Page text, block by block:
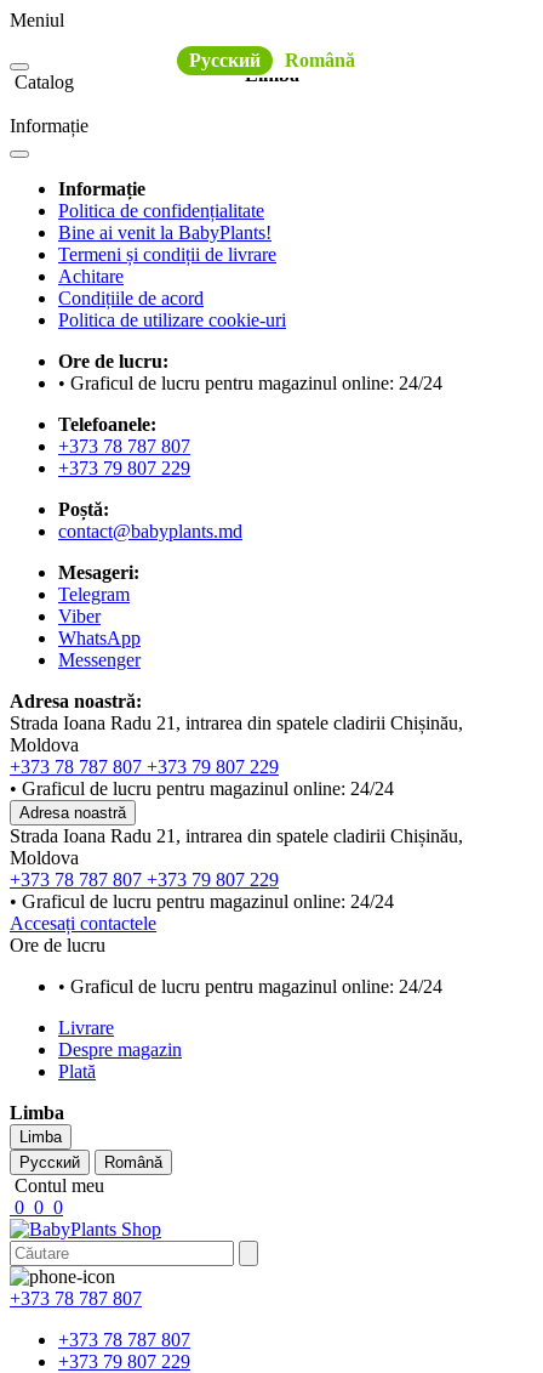
Meniul
Limba
Русский
Română
Catalog
Informație
Informație
Politica de confidențialitate
Bine ai venit la BabyPlants!
Termeni și condiții de livrare
Achitare
Condițiile de acord
Politica de utilizare cookie-uri
Ore de lucru:
• Graficul de lucru pentru magazinul online: 24/24
Telefoanele:
+373 78 787 807
+373 79 807 229
Poștă:
contact@babyplants.md
Mesageri:
Telegram
Viber
WhatsApp
Messenger
Adresa noastră:
Strada Ioana Radu 21, intrarea din spatele cladirii Chișinău,
Moldova
+373 78 787 807 +373 79 807 229
• Graficul de lucru pentru magazinul online: 24/24
Adresa noastră
Strada Ioana Radu 21, intrarea din spatele cladirii Chișinău,
Moldova
+373 78 787 807 +373 79 807 229
• Graficul de lucru pentru magazinul online: 24/24
Accesați contactele
Ore de lucru
• Graficul de lucru pentru magazinul online: 24/24
Livrare
Despre magazin
Plată
Limba
Limba
Русский
Română
Contul meu
0 0 0
+373 78 787 807
+373 78 787 807
+373 79 807 229